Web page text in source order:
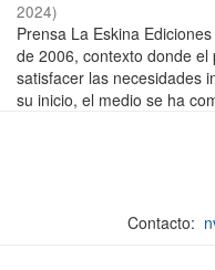
2024)
Prensa La Eskina
de 2006, contexto donde
satisfacer las necesidades
su inicio, el medio se ha
Contacto: